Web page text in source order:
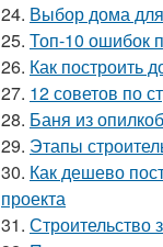
24. Выбор дома
25. Топ-10 ошибок
26. Как построить
27. 12 советов по
28. Баня из
29. Этапы
30. Как дешево
проекта
31. Строительство